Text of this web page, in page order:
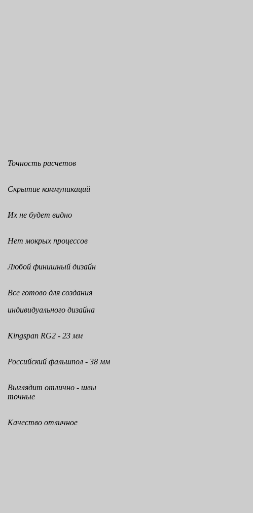
Точность расчетов
Скрытие коммуникаций
Их не будет видно
Нет мокрых процессов
Любой финишный дизайн
Все готово для создания
индивидуального дизайна
Kingspan RG2 - 23 мм
Российский фальшпол - 38 мм
Выглядит отлично - швы
точные
Качество отличное